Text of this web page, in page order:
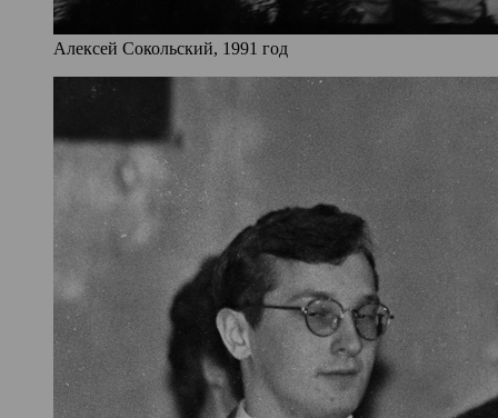
Алексей Сокольский, 1991 год